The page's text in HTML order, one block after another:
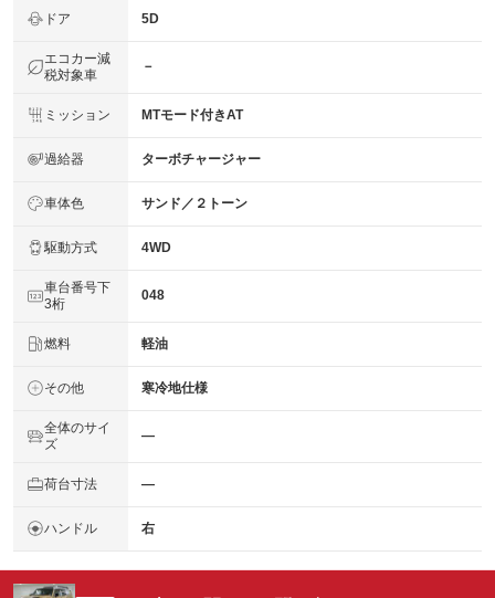
ドア 5D
エコカー減
税対象車
－
ミッション MTモード付きAT
過給器 ターボチャージャー
車体色 サンド／２トーン
駆動方式 4WD
車台番号下
3桁
048
燃料 軽油
その他 寒冷地仕様
全体のサイ
ズ
―
荷台寸法 ―
ハンドル 右